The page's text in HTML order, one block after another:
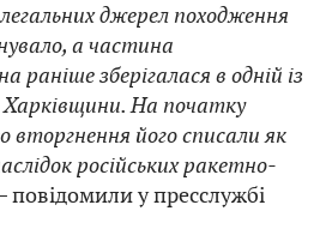
джерел походження
а частина
раніше зберігалася в одній із
Харківщини. На початку
його списали як
російських ракетно-
повідомили у пресслужбі